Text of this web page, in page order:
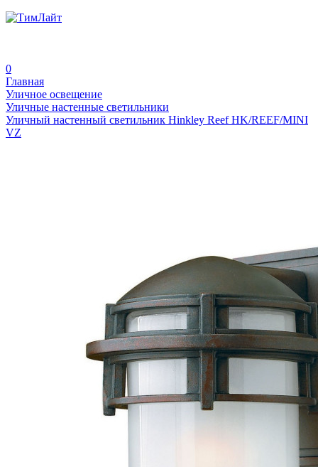
0
Главная
Уличное освещение
Уличные настенные светильники
Уличный настенный светильник Hinkley Reef HK/REEF/MINI
VZ